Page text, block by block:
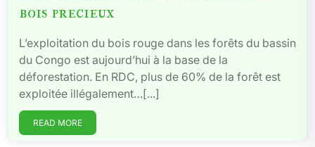
bois precieux
L’exploitation du bois rouge dans les forêts du bassin
du Congo est aujourd’hui à la base de la
déforestation. En RDC, plus de 60% de la forêt est
exploitée illégalement…[...]
READ MORE